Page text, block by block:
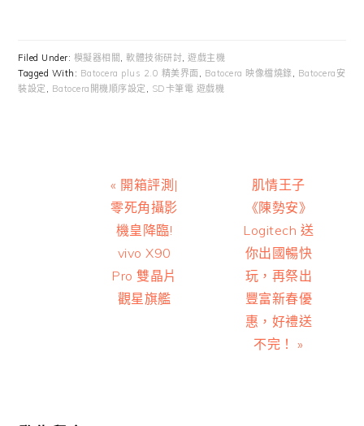
Filed Under: 模擬器相關 ,軟體技術研討,遊戲主機
Tagged With: Batocera plus 2.0 精美界面, Batocera 映像檔燒錄, Batocera安
裝設定 , Batocera開機順序設定 , SD卡筆電 遊戲機
Previous
Post:
« 開箱評測|
零死角攝影
機皇降臨!
vivo X90
Pro 雙晶片
觀星旗艦
Next
Post:
肌情王子
《陳勢安》
Logitech 送
你出國暢快
玩，再祭出
豐富新春優
惠，好禮送
不完！ »